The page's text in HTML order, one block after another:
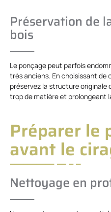
Préservation de
bois
Le ponçage peut parfois
très anciens. En choisissant de
préservez la structure originale
trop de matière et prolongeant
Préparer le
avant le
Nettoyage en